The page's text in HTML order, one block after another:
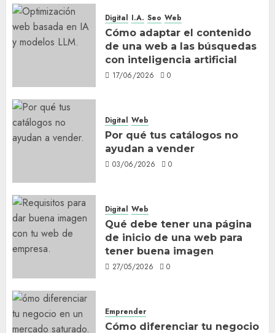
Digital I.A. Seo Web
Cómo adaptar el contenido
de una web a las búsquedas
con inteligencia artificial
17/06/2026 0
Digital Web
Por qué tus catálogos no
ayudan a vender
03/06/2026 0
Digital Web
Qué debe tener una página
de inicio de una web para
tener buena imagen
27/05/2026 0
Emprender
Cómo diferenciar tu negocio